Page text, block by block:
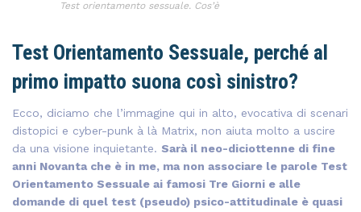
Test orientamento sessuale. Cos’è
Test Orientamento Sessuale, perché al
primo impatto suona così sinistro?
Ecco, diciamo che l’immagine qui in alto, evocativa di scenari
distopici e cyber-punk à là Matrix, non aiuta molto a uscire
da una visione inquietante. Sarà il neo-diciottenne di fine
anni Novanta che è in me, ma non associare le parole Test
Orientamento Sessuale ai famosi Tre Giorni e alle
domande di quel test (pseudo) psico-attitudinale è quasi